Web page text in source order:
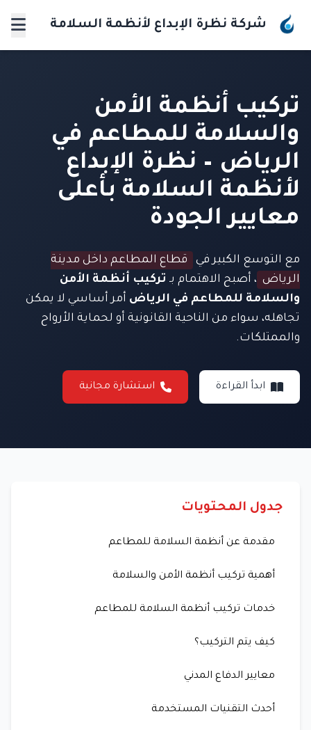
شركة نظرة الإبداع لأنظمة السلامة
تركيب أنظمة الأمن
والسلامة للمطاعم في
الرياض – نظرة الإبداع
لأنظمة السلامة بأعلى
معايير الجودة
مع التوسع الكبير في
قطاع المطاعم داخل مدينة
الرياض ، أصبح الاهتمام بـ تركيب أنظمة الأمن
والسلامة للمطاعم في الرياض أمر أساسي لا يمكن
تجاهله، سواء من الناحية القانونية أو لحماية الأرواح
والممتلكات.
ابدأ القراءة استشارة مجانية
جدول المحتويات
مقدمة عن أنظمة السلامة للمطاعم
أهمية تركيب أنظمة الأمن والسلامة
خدمات تركيب أنظمة السلامة للمطاعم
كيف يتم التركيب؟
معايير الدفاع المدني
أحدث التقنيات المستخدمة